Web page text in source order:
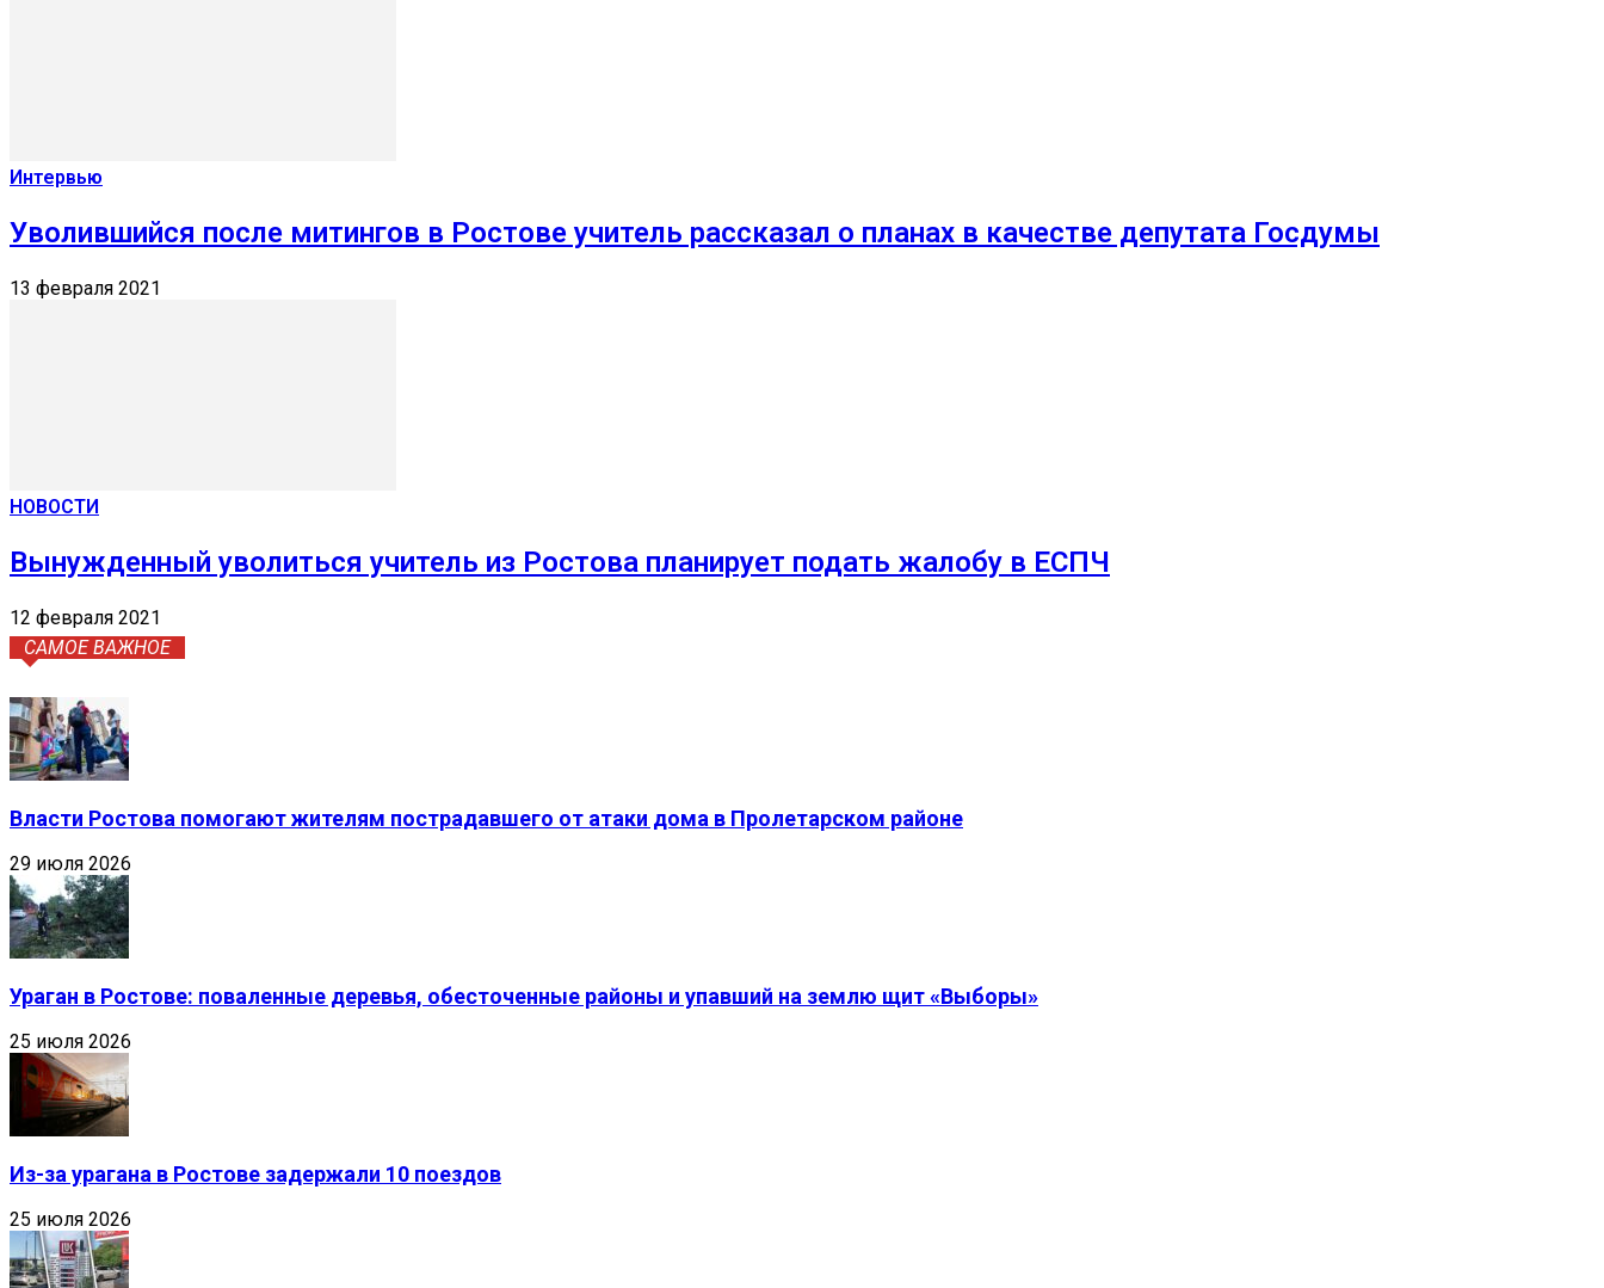
Интервью
Уволившийся после митингов в Ростове учитель рассказал о планах в качестве депутата Госдумы
13 февраля 2021
НОВОСТИ
Вынужденный уволиться учитель из Ростова планирует подать жалобу в ЕСПЧ
12 февраля 2021
САМОЕ ВАЖНОЕ
Власти Ростова помогают жителям пострадавшего от атаки дома в Пролетарском районе
29 июля 2026
Ураган в Ростове: поваленные деревья, обесточенные районы и упавший на землю щит «Выборы»
25 июля 2026
Из-за урагана в Ростове задержали 10 поездов
25 июля 2026